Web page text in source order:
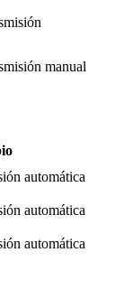
manual
automática
automática
automática